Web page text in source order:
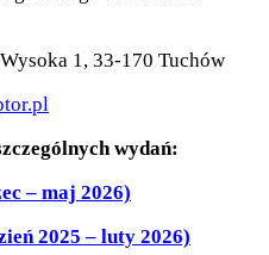
1, 33-170 Tuchów
wydań:
– maj 2026)
2025 – luty 2026)